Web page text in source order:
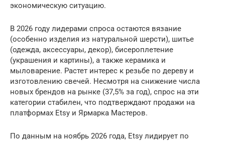
экономическую ситуацию.
В 2026 году лидерами спроса остаются вязание
(особенно изделия из натуральной шерсти), шитье
(одежда, аксессуары, декор), бисероплетение
(украшения и картины), а также керамика и
мыловарение. Растет интерес к резьбе по дереву и
изготовлению свечей. Несмотря на снижение числа
новых брендов на рынке (37,5% за год), спрос на эти
категории стабилен, что подтверждают продажи на
платформах Etsy и Ярмарка Мастеров.
По данным на ноябрь 2026 года, Etsy лидирует по